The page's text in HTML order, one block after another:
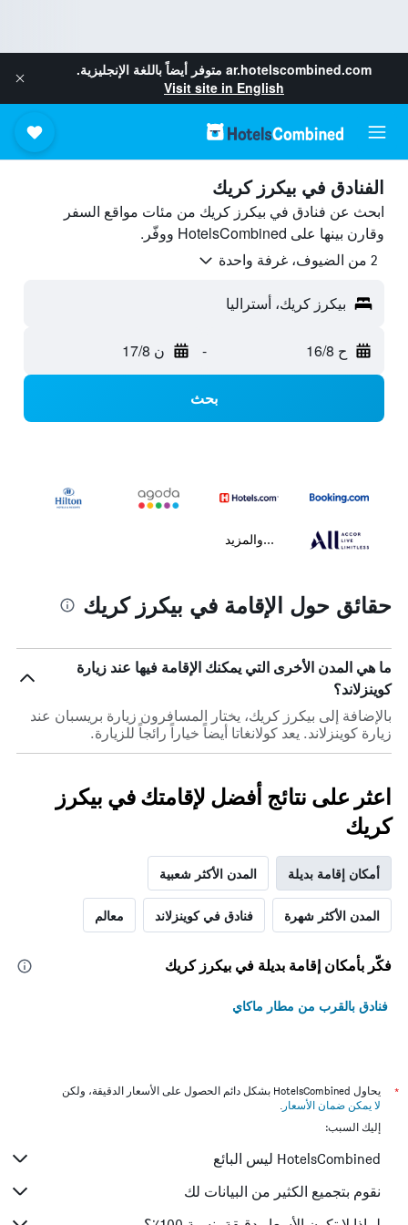
ar.hotelscombined.com متوفر أيضاً باللغة الإنجليزية.
Visit site in English
الفنادق في بيكرز كريك
ابحث عن فنادق في بيكرز كريك من مئات مواقع السفر
وقارن بينها على HotelsCombined ووفّر.
2 من الضيوف، غرفة واحدة
بيكرز كريك، أستراليا
ح 16/8 - ن 17/8
بحث
...والمزيد
حقائق حول الإقامة في بيكرز كريك
ما هي المدن الأخرى التي يمكنك الإقامة فيها عند زيارة
كوينزلاند؟
بالإضافة إلى بيكرز كريك، يختار المسافرون زيارة بريسبان عند
زيارة كوينزلاند. يعد كولانغاتا أيضاً خياراً رائجاً للزيارة.
اعثر على نتائج أفضل لإقامتك في بيكرز
كريك
أمكان إقامة بديلة المدن الأكثر شعبية
المدن الأكثر شهرة فنادق في كوينزلاند معالم
فكّر بأمكان إقامة بديلة في بيكرز كريك
فنادق بالقرب من مطار ماكاي
*
يحاول HotelsCombined بشكل دائم الحصول على الأسعار الدقيقة، ولكن
لا يمكن ضمان الأسعار .
إليك السبب:
HotelsCombined ليس البائع
نقوم بتجميع الكثير من البيانات لك